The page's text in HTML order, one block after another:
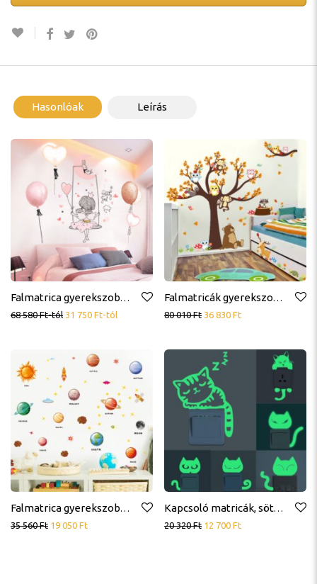
Hasonlóak Leírás
Falmatrica gyerekszobába lányoknak
68 580Ft-tól 31 750 Ft-tól
Falmatricák gyerekszobába, babaszobába, mesefigurák, kisállatok
80 010Ft 36 830 Ft
Falmatrica gyerekszobába, bolygók, naprendszer, ufó, rakéta
35 560Ft 19 050 Ft
Kapcsoló matricák, sötétben világító, cicák
20 320Ft 12 700 Ft